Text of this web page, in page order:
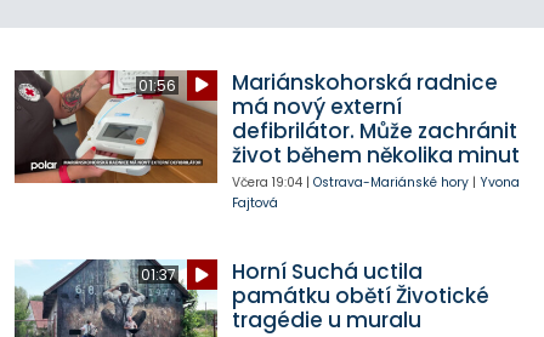
01:56
Mariánskohorská radnice
má nový externí
defibrilátor. Může zachránit
život během několika minut
Včera 19:04| Ostrava-Mariánské hory| Yvona
Fajtová
01:37
Horní Suchá uctila
památku obětí Životické
tragédie u muralu